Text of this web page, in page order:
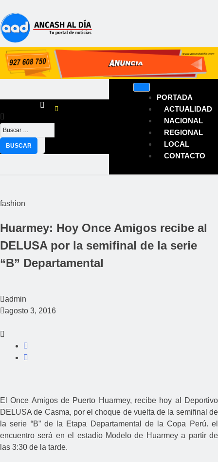
PORTADA
ACTUALIDAD
NACIONAL
REGIONAL
LOCAL
CONTACTO
fashion
Huarmey: Hoy Once Amigos recibe al
DELUSA por la semifinal de la serie
“B” Departamental
admin
agosto 3, 2016
El Once Amigos de Puerto Huarmey, recibe hoy al Deportivo
DELUSA de Casma, por el choque de vuelta de la semifinal de
la serie “B” de la Etapa Departamental de la Copa Perú. el
encuentro será en el estadio Modelo de Huarmey a partir de
las 3:30 de la tarde.